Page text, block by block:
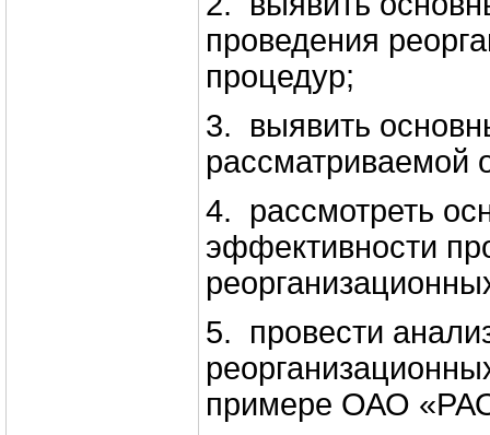
проведения
процедур;
3. выявить
рассматриваемой
4. рассмотреть
эффективности
5. провести
примере ОАО